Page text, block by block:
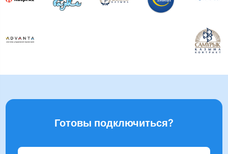
Готовы подключиться?